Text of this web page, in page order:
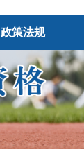
政策法规